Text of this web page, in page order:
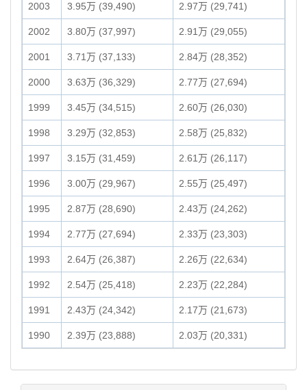
2003 3.95万 (39,490) 2.97万 (29,741)
2002 3.80万 (37,997) 2.91万 (29,055)
2001 3.71万 (37,133) 2.84万 (28,352)
2000 3.63万 (36,329) 2.77万 (27,694)
1999 3.45万 (34,515) 2.60万 (26,030)
1998 3.29万 (32,853) 2.58万 (25,832)
1997 3.15万 (31,459) 2.61万 (26,117)
1996 3.00万 (29,967) 2.55万 (25,497)
1995 2.87万 (28,690) 2.43万 (24,262)
1994 2.77万 (27,694) 2.33万 (23,303)
1993 2.64万 (26,387) 2.26万 (22,634)
1992 2.54万 (25,418) 2.23万 (22,284)
1991 2.43万 (24,342) 2.17万 (21,673)
1990 2.39万 (23,888) 2.03万 (20,331)